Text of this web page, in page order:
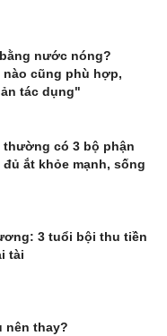
nước nóng?
nào cũng phù hợp,
tác dụng"
có 3 bộ phận
ắt khỏe mạnh, sống
3 tuổi bội thu tiền
tài
nên thay?